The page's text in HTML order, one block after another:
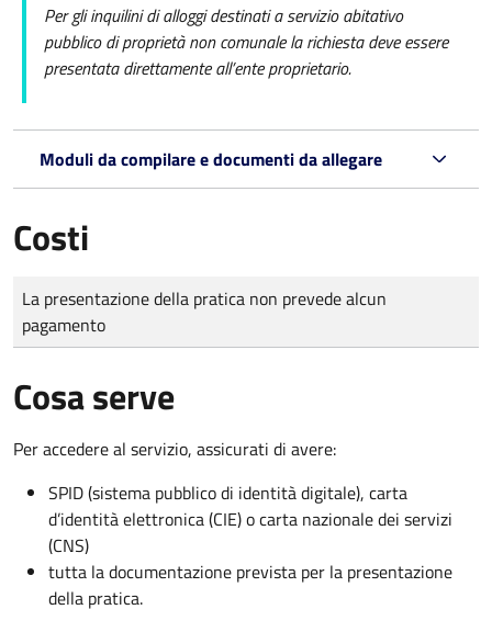
Per gli inquilini di alloggi destinati a servizio abitativo
pubblico di proprietà non comunale la richiesta deve essere
presentata direttamente all’ente proprietario.
Moduli da compilare e documenti da allegare
Costi
Tipo di pagamento
Importo
La presentazione della pratica non prevede alcun
pagamento
Cosa serve
Per accedere al servizio, assicurati di avere:
SPID (sistema pubblico di identità digitale), carta
d’identità elettronica (CIE) o carta nazionale dei servizi
(CNS)
tutta la documentazione prevista per la presentazione
della pratica.